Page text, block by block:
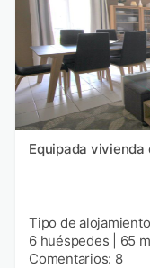
Equipada vivienda
Tipo de
6 huéspedes
65
Comentarios: 8